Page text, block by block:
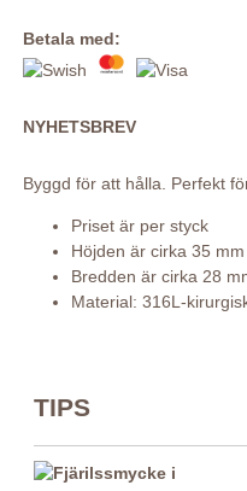
Betala med:
NYHETSBREV
Byggd för att hålla. Perfekt
Priset är per styck
Höjden är cirka 35 mm
Bredden är cirka 28
Material: 316L-
TIPS